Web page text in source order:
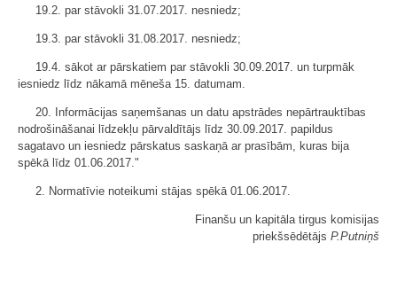
19.2. par stāvokli 31.07.2017. nesniedz;
19.3. par stāvokli 31.08.2017. nesniedz;
19.4. sākot ar pārskatiem par stāvokli 30.09.2017. un turpmāk
iesniedz līdz nākamā mēneša 15. datumam.
20. Informācijas saņemšanas un datu apstrādes nepārtrauktības
nodrošināšanai līdzekļu pārvaldītājs līdz 30.09.2017. papildus
sagatavo un iesniedz pārskatus saskaņā ar prasībām, kuras bija
spēkā līdz 01.06.2017."
2. Normatīvie noteikumi stājas spēkā 01.06.2017.
Finanšu un kapitāla tirgus komisijas
priekšsēdētājs P.Putniņš